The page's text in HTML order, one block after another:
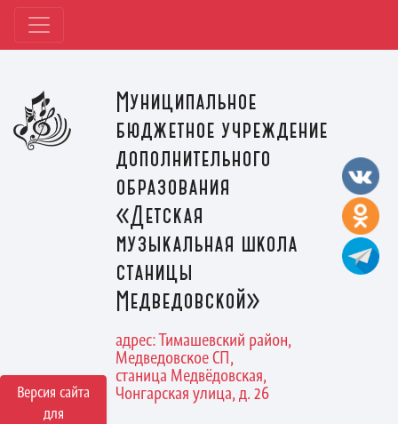
Версия сайта
для
Муниципальное
бюджетное учреждение
дополнительного
образования
«Детская
музыкальная школа
станицы
Медведовской»
адрес: Тимашевский район,
Медведовское СП,
станица Медвёдовская,
Чонгарская улица, д. 26